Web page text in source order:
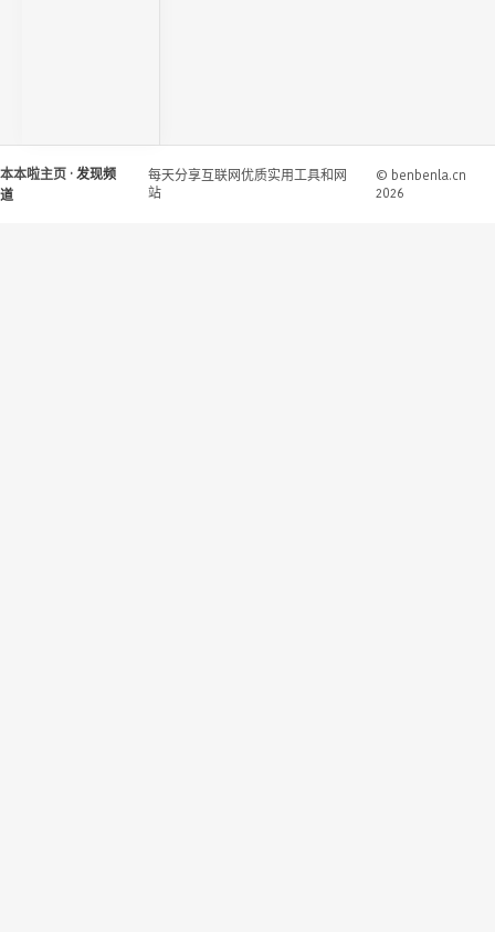
本本啦主页 · 发现频
道
每天分享互联网优质实用工具和网
站
© benbenla.cn
2026